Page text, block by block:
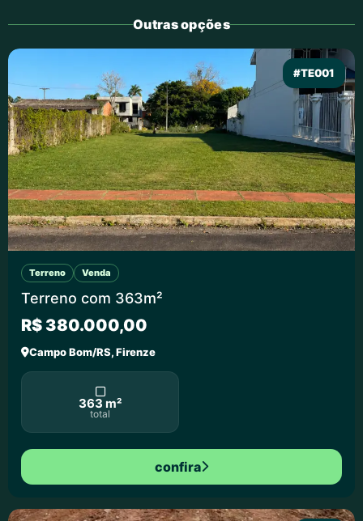
Outras opções
#TE001
Terreno Venda
Terreno com 363m²
R$ 380.000,00
Campo Bom/RS, Firenze
363 m²
total
confira